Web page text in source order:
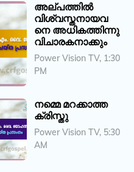
അല്പത്തിൽ
വിശ്വസ്തനായവ
നെ അധികത്തിന്നു
വിചാരകനാക്കും
Power Vision TV, 1:30
PM
നമ്മെ മറക്കാത്ത
ക്രിസ്തു
Power Vision TV, 5:30
AM